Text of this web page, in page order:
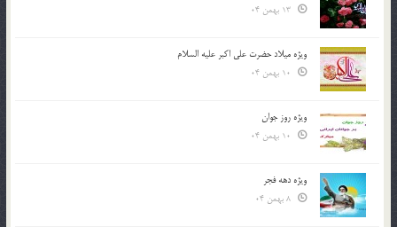
ویژه میلاد حضرت علی اکبر علیه السلام
ویژه روز جوان
ویژه دهه فجر